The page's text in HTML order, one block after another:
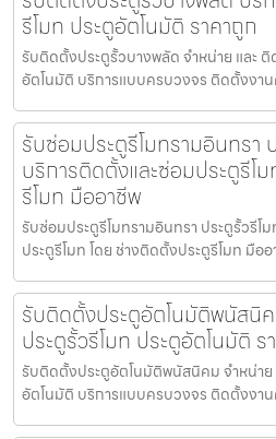
รีโมท ประตูอัตโนมัติ ราคาถูก
รับติดตั้งประตูรั้วบางพลัด จำหน่าย และ ติ
อัตโนมัติ บริการแบบครบวงจร ติดตั้งงา
รับซ่อมประตูรีโมทรามอินทรา
บริการติดตั้งและซ่อมประตูรีโ
รีโมท มืออาชีพ
รับซ่อมประตูรีโมทรามอินทรา ประตูรั้วรี
ประตูรีโมท โดย ช่างติดตั้งประตูรีโมท มื
รับติดตั้งประตูอัตโนมัติพนัสนิ
ประตูรั้วรีโมท ประตูอัตโนมัติ ร
รับติดตั้งประตูอัตโนมัติพนัสนิคม จำหน่าย
อัตโนมัติ บริการแบบครบวงจร ติดตั้งงา